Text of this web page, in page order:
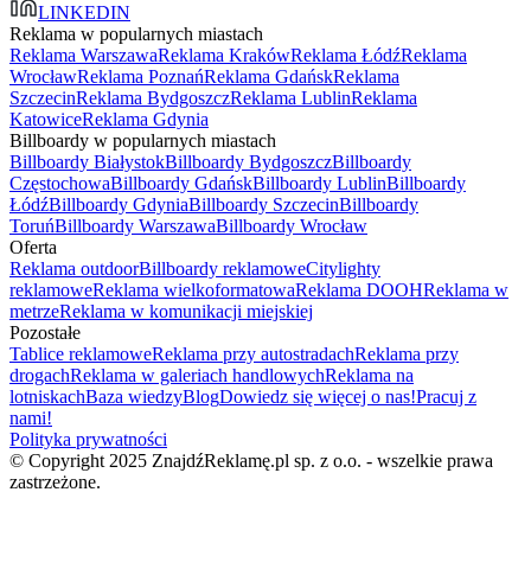
LINKEDIN
Reklama w popularnych miastach
Reklama WarszawaReklama KrakówReklama ŁódźReklama
WrocławReklama PoznańReklama GdańskReklama
SzczecinReklama BydgoszczReklama LublinReklama
KatowiceReklama Gdynia
Billboardy w popularnych miastach
Billboardy BiałystokBillboardy BydgoszczBillboardy
CzęstochowaBillboardy GdańskBillboardy LublinBillboardy
ŁódźBillboardy GdyniaBillboardy SzczecinBillboardy
ToruńBillboardy WarszawaBillboardy Wrocław
Oferta
Reklama outdoorBillboardy reklamoweCitylighty
reklamoweReklama wielkoformatowaReklama DOOHReklama w
metrzeReklama w komunikacji miejskiej
Pozostałe
Tablice reklamoweReklama przy autostradachReklama przy
drogachReklama w galeriach handlowychReklama na
lotniskachBaza wiedzyBlogDowiedz się więcej o nas!Pracuj z
nami!
Polityka prywatności
© Copyright 2025 ZnajdźReklamę.pl sp. z o.o. - wszelkie prawa
zastrzeżone.